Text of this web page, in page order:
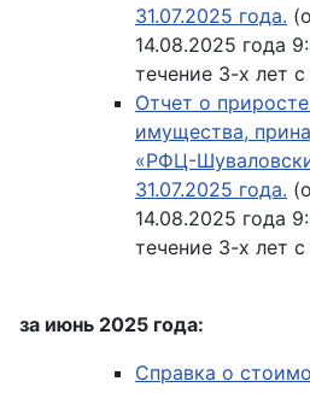
31.07.2025 года.
14.08.2025 года
течение 3-х лет
Отчет о
имущества,
«РФЦ-
31.07.2025 года.
14.08.2025 года
течение 3-х лет
за июнь 2025 года:
Справка о